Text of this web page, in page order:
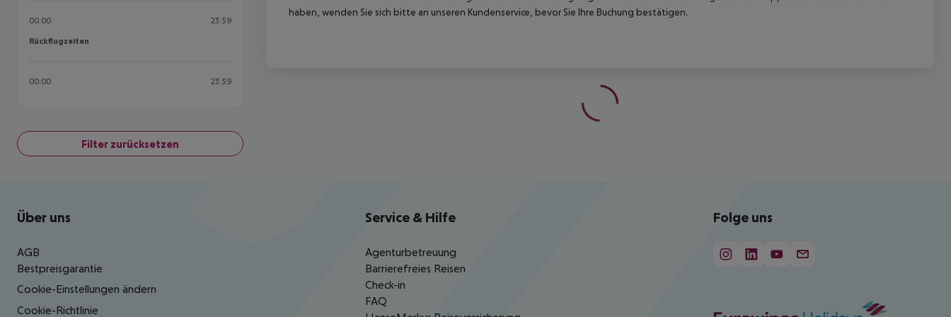
00:00 23:59
Rückflugzeiten
Rückflugzeiten
00:00 23:59
Filter zurücksetzen
haben, wenden Sie sich bitte an unseren Kundenservice, bevor Sie Ihre Buchung bestätigen.
Footer navigation
Über uns
AGB
Bestpreisgarantie
Cookie-Einstellungen ändern
Cookie-Richtlinie
Service & Hilfe
Agenturbetreuung
Barrierefreies Reisen
Check-in
FAQ
Folge uns